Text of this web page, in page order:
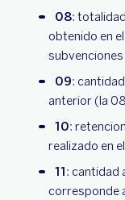
08:
obtenido en
09:
anterior (la
10:
realizado en
11 : cantidad
corresponde